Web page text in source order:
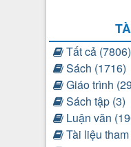
Tất cả (7806)
Sách (1716)
Giáo trình
Sách tập (3)
Luận văn
Tài liệu